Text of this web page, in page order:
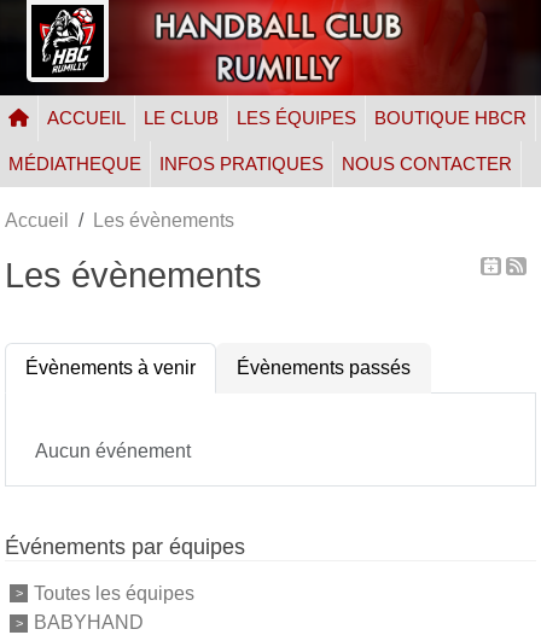
ACCUEIL LE CLUB LES ÉQUIPES BOUTIQUE HBCR
MÉDIATHEQUE INFOS PRATIQUES NOUS CONTACTER
Accueil Les évènements
Les évènements
Évènements à venir Évènements passés
Aucun événement
Événements par équipes
Toutes les équipes
BABYHAND
Panneau de gestion des cookies